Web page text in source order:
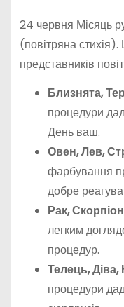
24 червня Місяць
(повітряна
представників
Близнята,
процедури
День ваш.
Овен, Лев,
фарбування
добре
Рак,
легким
процедур.
Телець, Діва,
процедури